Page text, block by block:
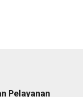
Pelayanan